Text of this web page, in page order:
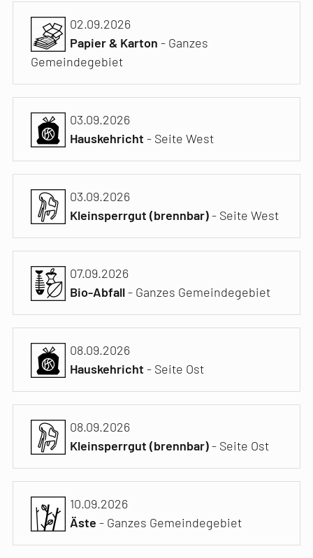
02.09.2026
Papier & Karton - Ganzes
Gemeindegebiet
03.09.2026
Hauskehricht- Seite West
03.09.2026
Kleinsperrgut (brennbar)- Seite West
07.09.2026
Bio-Abfall- Ganzes Gemeindegebiet
08.09.2026
Hauskehricht- Seite Ost
08.09.2026
Kleinsperrgut (brennbar)- Seite Ost
10.09.2026
Äste - Ganzes Gemeindegebiet